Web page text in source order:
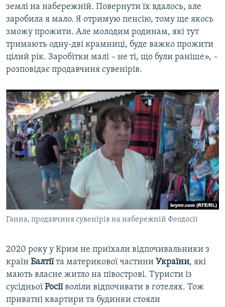
землі на набережній. Повернути їх вдалось, але
заробила я мало. Я отримую пенсію, тому ще якось
зможу прожити. Але молодим родинам, які тут
тримають одну-дві крамниці, буде важко прожити
цілий рік. Заробітки малі – не ті, що були раніше», –
розповідає продавчиня сувенірів.
Ганна, продавчиня сувенірів на набережній Феодосії
2020 року у Крим не приїхали відпочивальники з
країн Балтіїта материкової частини України, які
мають власне житло на півострові. Туристи із
сусідньої Росіїволіли відпочивати в готелях. Тож
приватні квартири та будинки стояли